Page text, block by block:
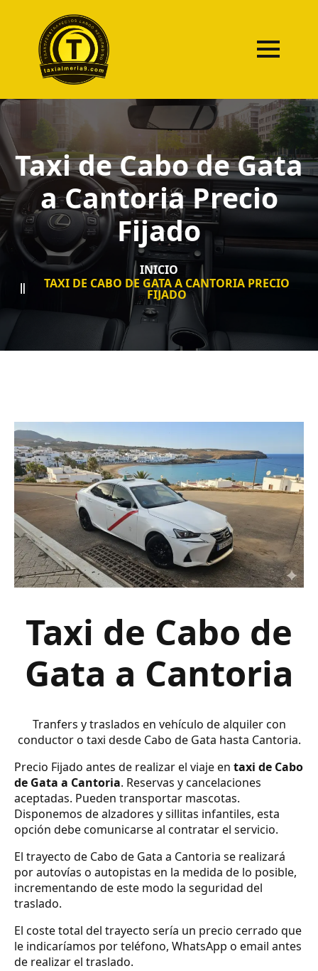
Taxi de Cabo de Gata
a Cantoria Precio
Fijado
INICIO
TAXI DE CABO DE GATA A CANTORIA PRECIO
FIJADO
Taxi de Cabo de
Gata a Cantoria
Tranfers y traslados en vehículo de alquiler con
conductor o taxi desde Cabo de Gata hasta Cantoria.
Precio Fijado antes de realizar el viaje en taxi de Cabo
de Gata a Cantoria. Reservas y cancelaciones
aceptadas. Pueden transportar mascotas.
Disponemos de alzadores y sillitas infantiles, esta
opción debe comunicarse al contratar el servicio.
El trayecto de Cabo de Gata a Cantoria se realizará
por autovías o autopistas en la medida de lo posible,
incrementando de este modo la seguridad del
traslado.
El coste total del trayecto sería un precio cerrado que
le indicaríamos por teléfono, WhatsApp o email antes
de realizar el traslado.